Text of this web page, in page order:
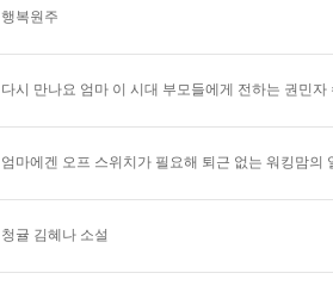
행복원주
다시 만나요 엄마 이 시대 부모들에게 전하는 권민자
엄마에겐 오프 스위치가 필요해 퇴근 없는 워킹맘의
청귤 김혜나 소설